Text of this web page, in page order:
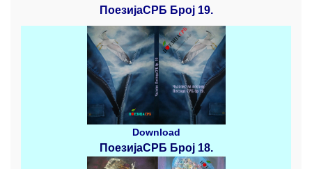
ПоезијаСРБ Број 19.
Download
ПоезијаСРБ Број 18.